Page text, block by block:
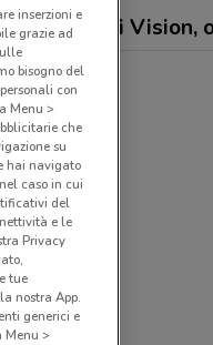
Occhiali Vision,
inserzioni e
grazie ad
bisogno del
con
Menu >
che
su
hai navigato
caso in cui
del
e le
Privacy
tue
nostra App.
generici e
Menu >